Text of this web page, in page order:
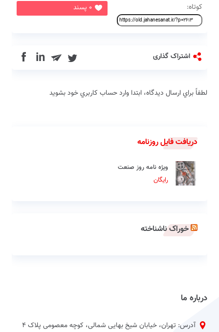
0 پسند
کوتاه:
اشتراک گذاری in
لطفاً براي ارسال دیدگاه، ابتدا وارد حساب كاربري خود بشويد
دریافت فایل روزنامه
ویژه نامه روز صنعت
رایگان
خوراک ناشناخته
درباره ما
آدرس: تهران، خیابان شیخ بهایی شمالی، کوچه معصومی پلاک 4